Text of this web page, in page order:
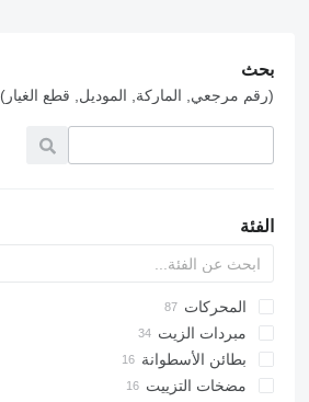
بحث
(رقم مرجعي, الماركة, الموديل, قطع الغيار)
الفئة
المحركات
مبردات الزيت
بطائن الأسطوانة
مضخات التزييت